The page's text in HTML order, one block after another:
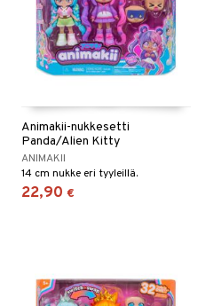
Animakii-nukkesetti
Panda/Alien Kitty
ANIMAKII
14 cm nukke eri tyyleillä.
22,90 €